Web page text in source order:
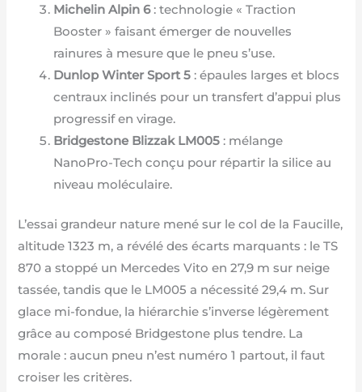
Michelin Alpin 6: technologie « Traction
Booster » faisant émerger de nouvelles
rainures à mesure que le pneu s’use.
Dunlop Winter Sport 5 : épaules larges et blocs
centraux inclinés pour un transfert d’appui plus
progressif en virage.
Bridgestone Blizzak LM005 : mélange
NanoPro-Tech conçu pour répartir la silice au
niveau moléculaire.
L’essai grandeur nature mené sur le col de la Faucille,
altitude 1323 m, a révélé des écarts marquants : le TS
870 a stoppé un Mercedes Vito en 27,9 m sur neige
tassée, tandis que le LM005 a nécessité 29,4 m. Sur
glace mi-fondue, la hiérarchie s’inverse légèrement
grâce au composé Bridgestone plus tendre. La
morale : aucun pneu n’est numéro 1 partout, il faut
croiser les critères.